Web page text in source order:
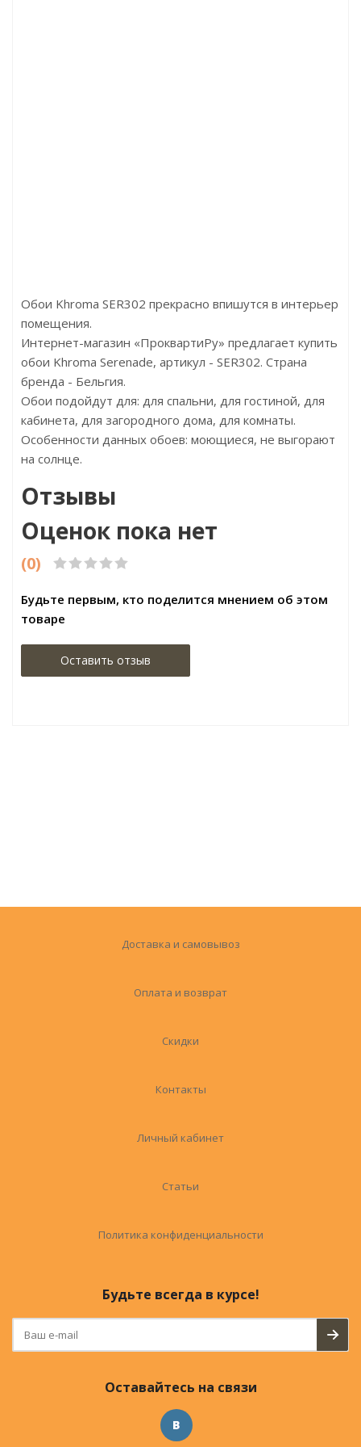
Обои Khroma SER302 прекрасно впишутся в интерьер
помещения.
Интернет-магазин «ПроквартиРу» предлагает купить
обои Khroma Serenade, артикул - SER302. Страна
бренда - Бельгия.
Обои подойдут для: для спальни, для гостиной, для
кабинета, для загородного дома, для комнаты.
Особенности данных обоев: моющиеся, не выгорают
на солнце.
Отзывы
Оценок пока нет
(0)
Будьте первым, кто поделится мнением об этом
товаре
Оставить отзыв
Доставка и самовывоз
Оплата и возврат
Скидки
Контакты
Личный кабинет
Статьи
Политика конфиденциальности
Будьте всегда в курсе!
Оставайтесь на связи